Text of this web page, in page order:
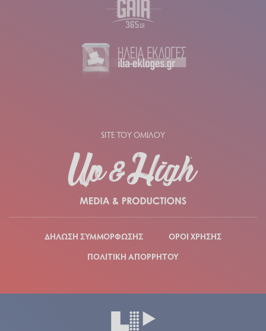
SITE ΤΟΥ ΟΜΙΛΟΥ
ΔΗΛΩΣΗ ΣΥΜΜΟΡΦΩΣΗΣ
ΟΡΟΙ ΧΡΗΣΗΣ
ΠΟΛΙΤΙΚΗ ΑΠΟΡΡΗΤΟΥ